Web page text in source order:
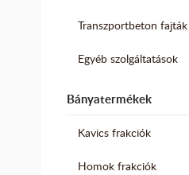
Transzportbeton fajták
Egyéb szolgáltatások
Bányatermékek
Kavics frakciók
Homok frakciók